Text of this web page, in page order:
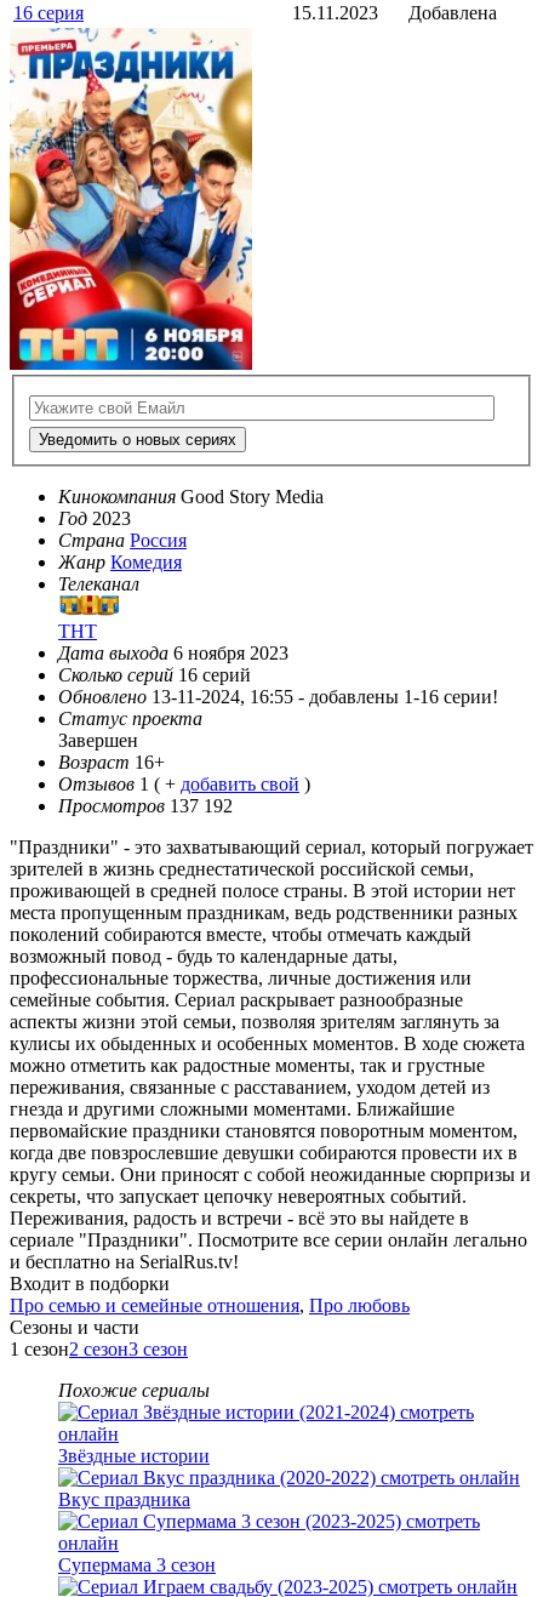
16 серия
15.11.2023 Добавлена
Уведомить о новых сериях
Кинокомпания Good Story Media
Год 2023
Страна Россия
Жанр Комедия
Телеканал
ТНТ
Дата выхода 6 ноября 2023
Сколько серий 16 серий
Обновлено 13-11-2024, 16:55 - добавлены 1-16 серии!
Статус проекта
Завершен
Возраст 16+
Отзывов 1 ( + добавить свой )
Просмотров 137 192
"Праздники" - это захватывающий сериал, который погружает
зрителей в жизнь среднестатической российской семьи,
проживающей в средней полосе страны. В этой истории нет
места пропущенным праздникам, ведь родственники разных
поколений собираются вместе, чтобы отмечать каждый
возможный повод - будь то календарные даты,
профессиональные торжества, личные достижения или
семейные события. Сериал раскрывает разнообразные
аспекты жизни этой семьи, позволяя зрителям заглянуть за
кулисы их обыденных и особенных моментов. В ходе сюжета
можно отметить как радостные моменты, так и грустные
переживания, связанные с расставанием, уходом детей из
гнезда и другими сложными моментами. Ближайшие
первомайские праздники становятся поворотным моментом,
когда две повзрослевшие девушки собираются провести их в
кругу семьи. Они приносят с собой неожиданные сюрпризы и
секреты, что запускает цепочку невероятных событий.
Переживания, радость и встречи - всё это вы найдете в
сериале "Праздники". Посмотрите все серии онлайн легально
и бесплатно на SerialRus.tv!
Входит в подборки
Про семью и семейные отношения, Про любовь
Cезоны и части
1 сезон2 сезон3 сезон
Похожие сериалы
Звёздные истории
Вкус праздника
Супермама 3 сезон